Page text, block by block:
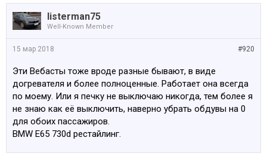
listerman75
Well-Known Member
#920
15 мар 2018
Эти Вебасты тоже вроде разные бывают, в виде
догревателя и более полноценные. Работает она всегда
по моему. Или я печку не выключаю никогда, тем более я
не знаю как её выключить, наверно убрать обдувы на 0
для обоих пассажиров.
BMW E65 730d рестайлинг.